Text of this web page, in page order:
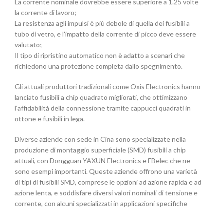
La corrente nominale dovrebbe essere superiore a 1.25 volte
la corrente di lavoro;
La resistenza agli impulsi è più debole di quella dei fusibili a
tubo di vetro, e l'impatto della corrente di picco deve essere
valutato;
Il tipo di ripristino automatico non è adatto a scenari che
richiedono una protezione completa dallo spegnimento.
Gli attuali produttori tradizionali come Oxis Electronics hanno
lanciato fusibili a chip quadrato migliorati, che ottimizzano
l'affidabilità della connessione tramite cappucci quadrati in
ottone e fusibili in lega.
Diverse aziende con sede in Cina sono specializzate nella
produzione di montaggio superficiale (SMD) fusibili a chip
attuali, con Dongguan YAXUN Electronics e FBelec che ne
sono esempi importanti. Queste aziende offrono una varietà
di tipi di fusibili SMD, comprese le opzioni ad azione rapida e ad
azione lenta, e soddisfare diversi valori nominali di tensione e
corrente, con alcuni specializzati in applicazioni specifiche